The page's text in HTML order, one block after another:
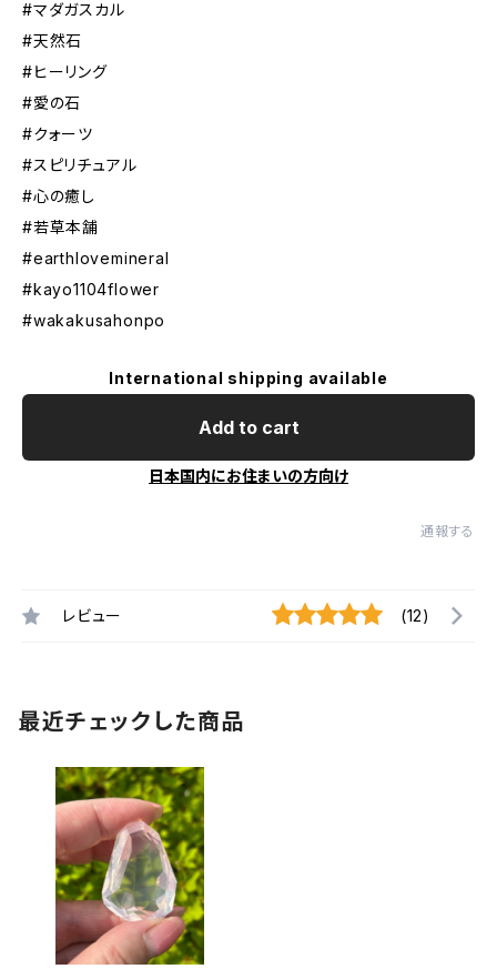
#マダガスカル
#天然石
#ヒーリング
#愛の石
#クォーツ
#スピリチュアル
#心の癒し
#若草本舗
#earthlovemineral
#kayo1104flower
#wakakusahonpo
International shipping available
Add to cart
日本国内にお住まいの方向け
通報する
レビュー (12)
最近チェックした商品